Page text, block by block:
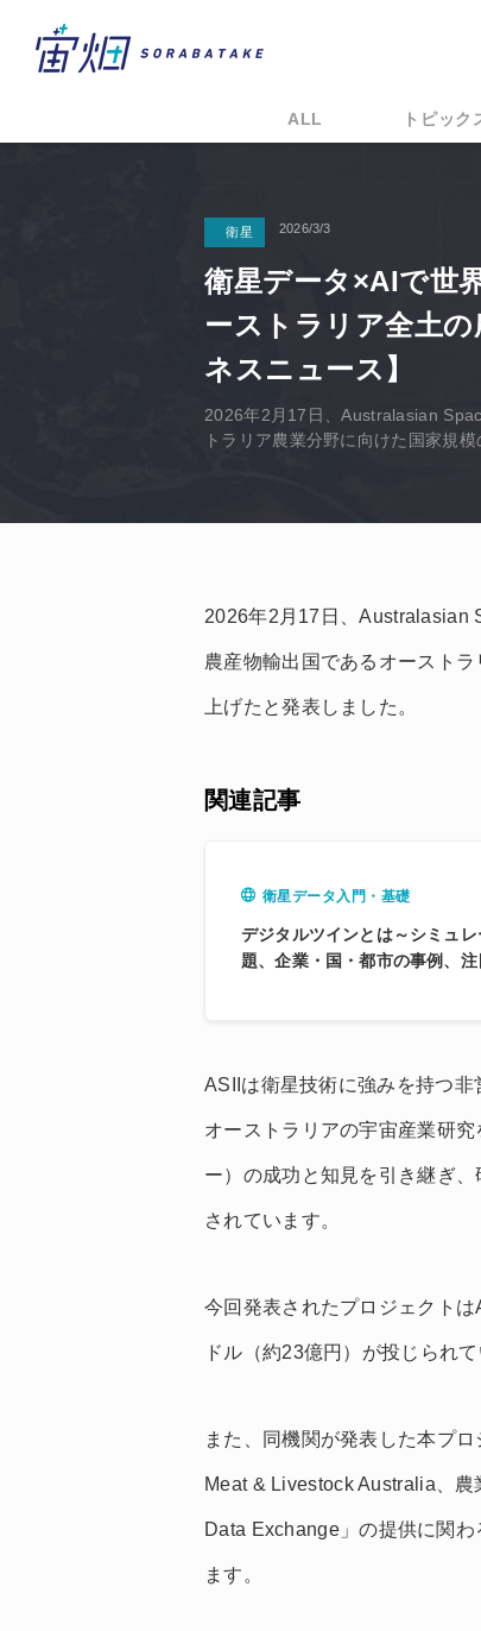
ALL トピック
衛星 2026/3/3
衛星データ×AIで世
ーストラリア全土
ネスニュース】
2026年2月17日、Australasian
トラリア農業分野に向けた国家規
2026年2月17日、Australasian
農産物輸出国であるオースト
上げたと発表しました。
関連記事
衛星データ入門・基礎
デジタルツインとは～シミュ
題、企業・国・都市の事例、注
ASIIは衛星技術に強みを持つ非
オーストラリアの宇宙産業研
ー）の成功と知見を引き継ぎ
されています。
今回発表されたプロジェクト
ドル（約23億円）が投じられて
また、同機関が発表した本プ
Meat & Livestock Australia、
Data Exchange」の提供に関
ます。